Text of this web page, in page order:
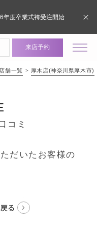
来店予約
店舗一覧 厚木店(神奈川県厚木市)
コミ
だいたお客様の
る
年度卒業式袴受注開始